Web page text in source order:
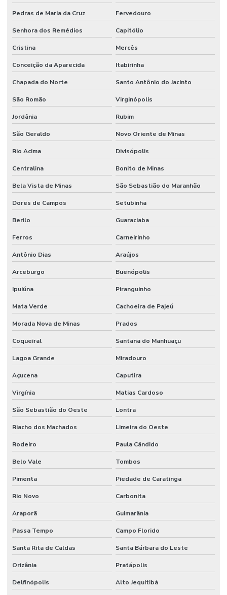
Pedras de Maria da Cruz Fervedouro
Senhora dos Remédios Capitólio
Cristina Mercês
Conceição da Aparecida Itabirinha
Chapada do Norte Santo Antônio do Jacinto
São Romão Virginópolis
Jordânia Rubim
São Geraldo Novo Oriente de Minas
Rio Acima Divisópolis
Centralina Bonito de Minas
Bela Vista de Minas São Sebastião do Maranhão
Dores de Campos Setubinha
Berilo Guaraciaba
Ferros Carneirinho
Antônio Dias Araújos
Arceburgo Buenópolis
Ipuiúna Piranguinho
Mata Verde Cachoeira de Pajeú
Morada Nova de Minas Prados
Coqueiral Santana do Manhuaçu
Lagoa Grande Miradouro
Açucena Caputira
Virgínia Matias Cardoso
São Sebastião do Oeste Lontra
Riacho dos Machados Limeira do Oeste
Rodeiro Paula Cândido
Belo Vale Tombos
Pimenta Piedade de Caratinga
Rio Novo Carbonita
Araporã Guimarânia
Passa Tempo Campo Florido
Santa Rita de Caldas Santa Bárbara do Leste
Orizânia Pratápolis
Delfinópolis Alto Jequitibá